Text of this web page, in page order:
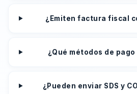
¿Emiten factura fiscal
¿Qué métodos de
¿Pueden enviar SDS y